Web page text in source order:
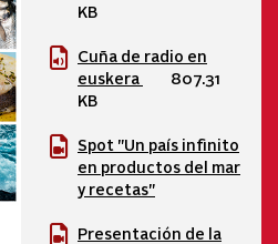
KB
Cuña de radio en
euskera
807.31
KB
Spot "Un país infinito
en productos del mar
y recetas"
Presentación de la